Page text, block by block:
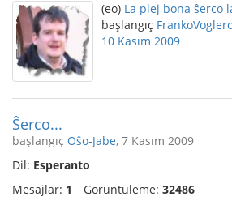
(eo) La plej bona ŝerco
başlangıç
10 Kasım 2009
Ŝerco...
başlangıç Oŝo-Jabe, 7 Kasım 2009
Dil: Esperanto
Mesajlar: 1 Görüntüleme: 32486